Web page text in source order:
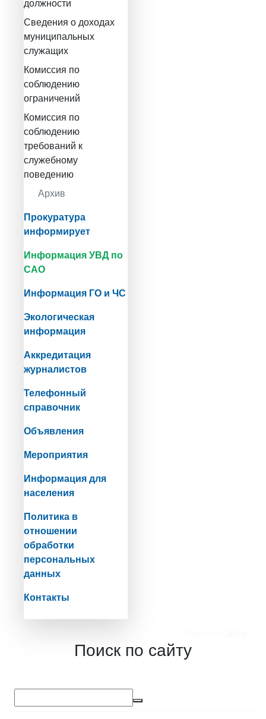
должности
Сведения о доходах
муниципальных
служащих
Комиссия по
соблюдению
ограничений
Комиссия по
соблюдению
требований к
служебному
поведению
Архив
Прокуратура
информирует
Информация УВД по
САО
Информация ГО и ЧС
Экологическая
информация
Аккредитация
журналистов
Телефонный
справочник
Объявления
Мероприятия
Информация для
населения
Политика в
отношении
обработки
персональных
данных
Контакты
Поиск по сайту